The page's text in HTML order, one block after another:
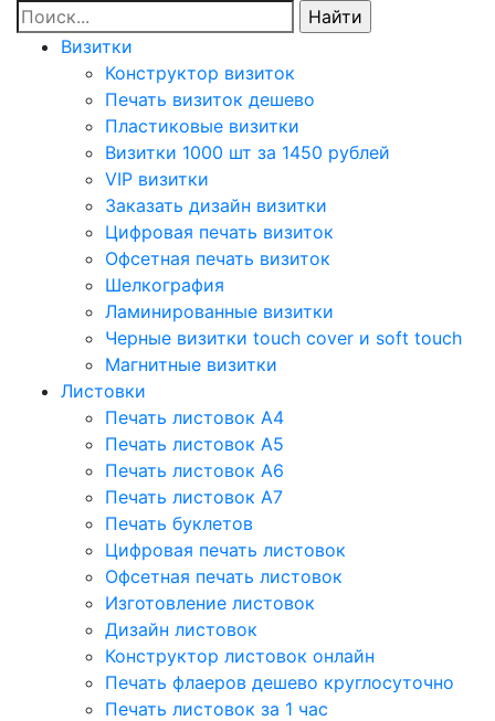
Визитки
Конструктор визиток
Печать визиток дешево
Пластиковые визитки
Визитки 1000 шт за 1450 рублей
VIP визитки
Заказать дизайн визитки
Цифровая печать визиток
Офсетная печать визиток
Шелкография
Ламинированные визитки
Черные визитки touch cover и soft touch
Магнитные визитки
Листовки
Печать листовок А4
Печать листовок А5
Печать листовок А6
Печать листовок А7
Печать буклетов
Цифровая печать листовок
Офсетная печать листовок
Изготовление листовок
Дизайн листовок
Конструктор листовок онлайн
Печать флаеров дешево круглосуточно
Печать листовок за 1 час